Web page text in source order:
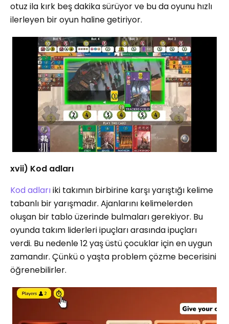
otuz ila kırk beş dakika sürüyor ve bu da oyunu hızlı
ilerleyen bir oyun haline getiriyor.
xvii) Kod adları
Kod adlarıiki takımın birbirine karşı yarıştığı kelime
tabanlı bir yarışmadır. Ajanlarını kelimelerden
oluşan bir tablo üzerinde bulmaları gerekiyor. Bu
oyunda takım liderleri ipuçları arasında ipuçları
verdi. Bu nedenle 12 yaş üstü çocuklar için en uygun
zamandır. Çünkü o yaşta problem çözme becerisini
öğrenebilirler.